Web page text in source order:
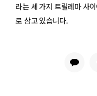
라는 세 가지 트릴레마 사
로 삼고 있습니다.